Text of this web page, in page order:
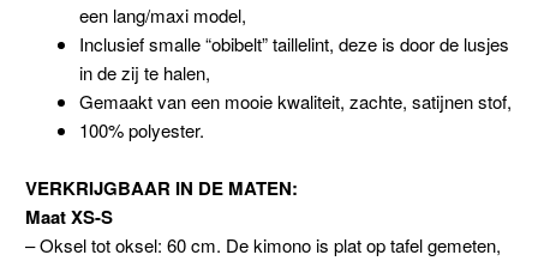
een lang/maxi model,
Inclusief smalle “obibelt” taillelint, deze is door de lusjes
in de zij te halen,
Gemaakt van een mooie kwaliteit, zachte, satijnen stof,
100% polyester.
VERKRIJGBAAR IN DE MATEN:
Maat XS-S
– Oksel tot oksel: 60 cm. De kimono is plat op tafel gemeten,